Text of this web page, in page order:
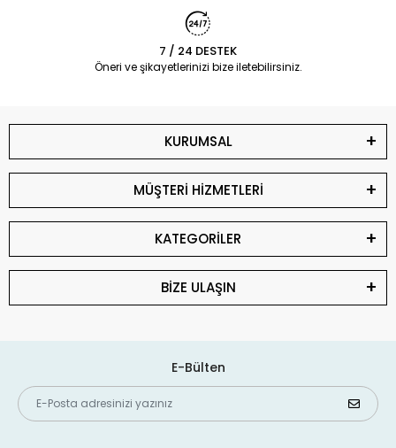
7 / 24 DESTEK
Öneri ve şikayetlerinizi bize iletebilirsiniz.
KURUMSAL
MÜŞTERİ HİZMETLERİ
KATEGORİLER
BİZE ULAŞIN
E-Bülten